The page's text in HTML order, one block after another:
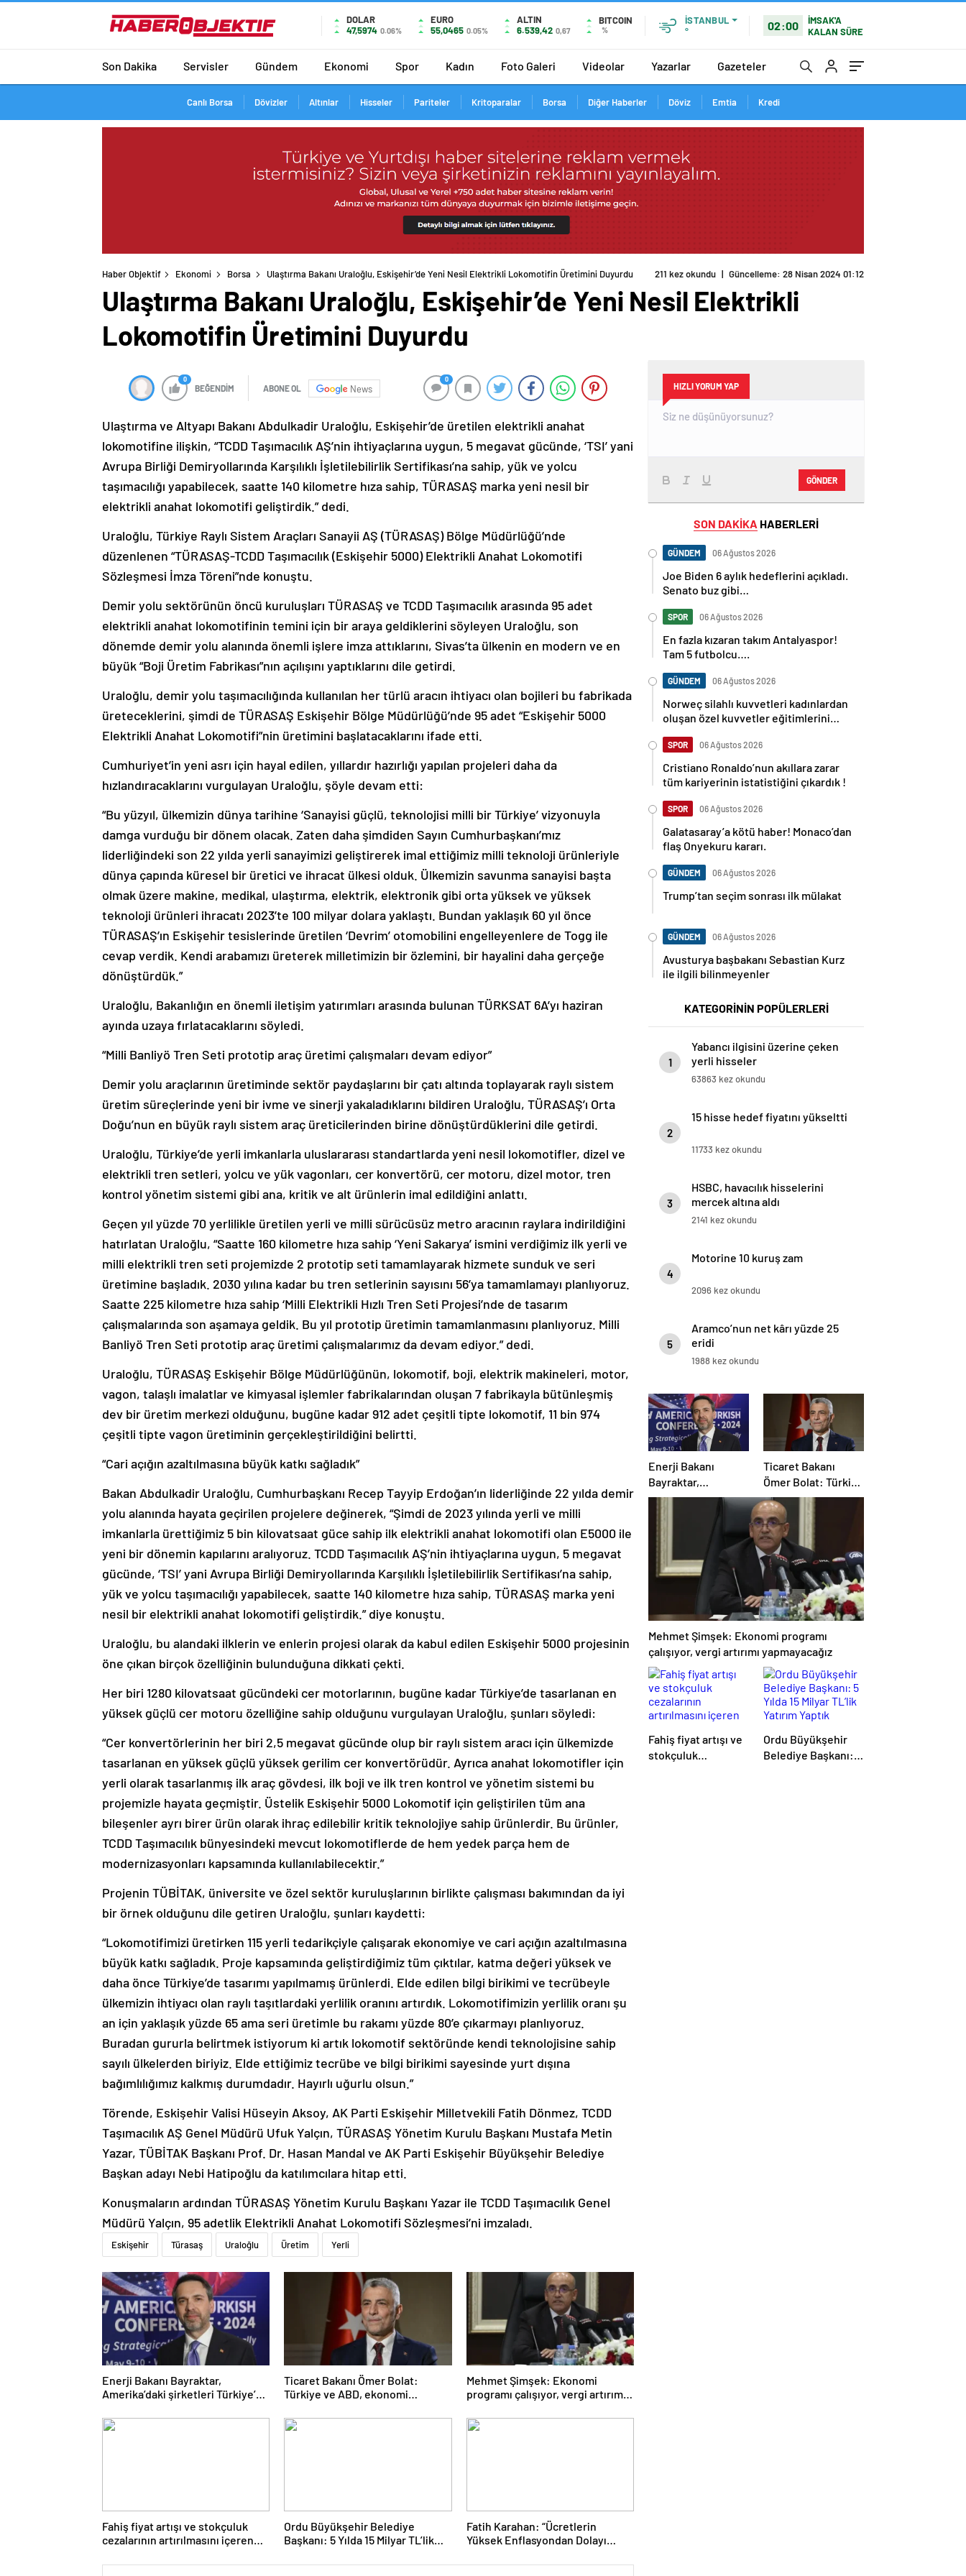
DOLAR
47,5974 0.06%
EURO
55,0465 0.05%
ALTIN
6.539,42 0,67
BITCOIN
%
İSTANBUL
°
02:00
İMSAK'A
KALAN SÜRE
Son Dakika Servisler Gündem Ekonomi Spor Kadın Foto Galeri Videolar Yazarlar Gazeteler
Canlı Borsa Dövizler Altınlar Hisseler Pariteler Kritoparalar Borsa Diğer Haberler Döviz Emtia Kredi
Haber Objektif Ekonomi Borsa Ulaştırma Bakanı Uraloğlu, Eskişehir’de Yeni Nesil Elektrikli Lokomotifin Üretimini Duyurdu
Ulaştırma Bakanı Uraloğlu, Eskişehir’de Yeni Nesil Elektrikli
Lokomotifin Üretimini Duyurdu
0
BEĞENDİM ABONE OL News
0
Ulaştırma ve Altyapı Bakanı Abdulkadir Uraloğlu, Eskişehir’de üretilen elektrikli anahat
lokomotifine ilişkin, “TCDD Taşımacılık AŞ’nin ihtiyaçlarına uygun, 5 megavat gücünde, ‘TSI’ yani
Avrupa Birliği Demiryollarında Karşılıklı İşletilebilirlik Sertifikası’na sahip, yük ve yolcu
taşımacılığı yapabilecek, saatte 140 kilometre hıza sahip, TÜRASAŞ marka yeni nesil bir
elektrikli anahat lokomotifi geliştirdik.” dedi.
Uraloğlu, Türkiye Raylı Sistem Araçları Sanayii AŞ (TÜRASAŞ) Bölge Müdürlüğü’nde
düzenlenen “TÜRASAŞ-TCDD Taşımacılık (Eskişehir 5000) Elektrikli Anahat Lokomotifi
Sözleşmesi İmza Töreni”nde konuştu.
Demir yolu sektörünün öncü kuruluşları TÜRASAŞ ve TCDD Taşımacılık arasında 95 adet
elektrikli anahat lokomotifinin temini için bir araya geldiklerini söyleyen Uraloğlu, son
dönemde demir yolu alanında önemli işlere imza attıklarını, Sivas’ta ülkenin en modern ve en
büyük “Boji Üretim Fabrikası”nın açılışını yaptıklarını dile getirdi.
Uraloğlu, demir yolu taşımacılığında kullanılan her türlü aracın ihtiyacı olan bojileri bu fabrikada
üreteceklerini, şimdi de TÜRASAŞ Eskişehir Bölge Müdürlüğü’nde 95 adet “Eskişehir 5000
Elektrikli Anahat Lokomotifi”nin üretimini başlatacaklarını ifade etti.
Cumhuriyet’in yeni asrı için hayal edilen, yıllardır hazırlığı yapılan projeleri daha da
hızlandıracaklarını vurgulayan Uraloğlu, şöyle devam etti:
“Bu yüzyıl, ülkemizin dünya tarihine ‘Sanayisi güçlü, teknolojisi milli bir Türkiye’ vizyonuyla
damga vurduğu bir dönem olacak. Zaten daha şimdiden Sayın Cumhurbaşkanı’mız
liderliğindeki son 22 yılda yerli sanayimizi geliştirerek imal ettiğimiz milli teknoloji ürünleriyle
dünya çapında küresel bir üretici ve ihracat ülkesi olduk. Ülkemizin savunma sanayisi başta
olmak üzere makine, medikal, ulaştırma, elektrik, elektronik gibi orta yüksek ve yüksek
teknoloji ürünleri ihracatı 2023’te 100 milyar dolara yaklaştı. Bundan yaklaşık 60 yıl önce
TÜRASAŞ’ın Eskişehir tesislerinde üretilen ‘Devrim’ otomobilini engelleyenlere de Togg ile
cevap verdik. Kendi arabamızı üreterek milletimizin bir özlemini, bir hayalini daha gerçeğe
dönüştürdük.”
Uraloğlu, Bakanlığın en önemli iletişim yatırımları arasında bulunan TÜRKSAT 6A’yı haziran
ayında uzaya fırlatacaklarını söyledi.
“Milli Banliyö Tren Seti prototip araç üretimi çalışmaları devam ediyor”
Demir yolu araçlarının üretiminde sektör paydaşlarını bir çatı altında toplayarak raylı sistem
üretim süreçlerinde yeni bir ivme ve sinerji yakaladıklarını bildiren Uraloğlu, TÜRASAŞ’ı Orta
Doğu’nun en büyük raylı sistem araç üreticilerinden birine dönüştürdüklerini dile getirdi.
Uraloğlu, Türkiye’de yerli imkanlarla uluslararası standartlarda yeni nesil lokomotifler, dizel ve
elektrikli tren setleri, yolcu ve yük vagonları, cer konvertörü, cer motoru, dizel motor, tren
kontrol yönetim sistemi gibi ana, kritik ve alt ürünlerin imal edildiğini anlattı.
Geçen yıl yüzde 70 yerlilikle üretilen yerli ve milli sürücüsüz metro aracının raylara indirildiğini
hatırlatan Uraloğlu, “Saatte 160 kilometre hıza sahip ‘Yeni Sakarya’ ismini verdiğimiz ilk yerli ve
milli elektrikli tren seti projemizde 2 prototip seti tamamlayarak hizmete sunduk ve seri
üretimine başladık. 2030 yılına kadar bu tren setlerinin sayısını 56’ya tamamlamayı planlıyoruz.
Saatte 225 kilometre hıza sahip ‘Milli Elektrikli Hızlı Tren Seti Projesi’nde de tasarım
çalışmalarında son aşamaya geldik. Bu yıl prototip üretimin tamamlanmasını planlıyoruz. Milli
Banliyö Tren Seti prototip araç üretimi çalışmalarımız da devam ediyor.” dedi.
Uraloğlu, TÜRASAŞ Eskişehir Bölge Müdürlüğünün, lokomotif, boji, elektrik makineleri, motor,
vagon, talaşlı imalatlar ve kimyasal işlemler fabrikalarından oluşan 7 fabrikayla bütünleşmiş
dev bir üretim merkezi olduğunu, bugüne kadar 912 adet çeşitli tipte lokomotif, 11 bin 974
çeşitli tipte vagon üretiminin gerçekleştirildiğini belirtti.
“Cari açığın azaltılmasına büyük katkı sağladık”
Bakan Abdulkadir Uraloğlu, Cumhurbaşkanı Recep Tayyip Erdoğan’ın liderliğinde 22 yılda demir
yolu alanında hayata geçirilen projelere değinerek, “Şimdi de 2023 yılında yerli ve milli
imkanlarla ürettiğimiz 5 bin kilovatsaat güce sahip ilk elektrikli anahat lokomotifi olan E5000 ile
yeni bir dönemin kapılarını aralıyoruz. TCDD Taşımacılık AŞ’nin ihtiyaçlarına uygun, 5 megavat
gücünde, ‘TSI’ yani Avrupa Birliği Demiryollarında Karşılıklı İşletilebilirlik Sertifikası’na sahip,
yük ve yolcu taşımacılığı yapabilecek, saatte 140 kilometre hıza sahip, TÜRASAŞ marka yeni
nesil bir elektrikli anahat lokomotifi geliştirdik.” diye konuştu.
Uraloğlu, bu alandaki ilklerin ve enlerin projesi olarak da kabul edilen Eskişehir 5000 projesinin
öne çıkan birçok özelliğinin bulunduğuna dikkati çekti.
Her biri 1280 kilovatsaat gücündeki cer motorlarının, bugüne kadar Türkiye’de tasarlanan en
yüksek güçlü cer motoru özelliğine sahip olduğunu vurgulayan Uraloğlu, şunları söyledi:
“Cer konvertörlerinin her biri 2,5 megavat gücünde olup bir raylı sistem aracı için ülkemizde
tasarlanan en yüksek güçlü yüksek gerilim cer konvertörüdür. Ayrıca anahat lokomotifler için
yerli olarak tasarlanmış ilk araç gövdesi, ilk boji ve ilk tren kontrol ve yönetim sistemi bu
projemizle hayata geçmiştir. Üstelik Eskişehir 5000 Lokomotif için geliştirilen tüm ana
bileşenler ayrı birer ürün olarak ihraç edilebilir kritik teknolojiye sahip ürünlerdir. Bu ürünler,
TCDD Taşımacılık bünyesindeki mevcut lokomotiflerde de hem yedek parça hem de
modernizasyonları kapsamında kullanılabilecektir.”
Projenin TÜBİTAK, üniversite ve özel sektör kuruluşlarının birlikte çalışması bakımından da iyi
bir örnek olduğunu dile getiren Uraloğlu, şunları kaydetti:
“Lokomotifimizi üretirken 115 yerli tedarikçiyle çalışarak ekonomiye ve cari açığın azaltılmasına
büyük katkı sağladık. Proje kapsamında geliştirdiğimiz tüm çıktılar, katma değeri yüksek ve
daha önce Türkiye’de tasarımı yapılmamış ürünlerdi. Elde edilen bilgi birikimi ve tecrübeyle
ülkemizin ihtiyacı olan raylı taşıtlardaki yerlilik oranını artırdık. Lokomotifimizin yerlilik oranı şu
an için yaklaşık yüzde 65 ama seri üretimle bu rakamı yüzde 80’e çıkarmayı planlıyoruz.
Buradan gururla belirtmek istiyorum ki artık lokomotif sektöründe kendi teknolojisine sahip
sayılı ülkelerden biriyiz. Elde ettiğimiz tecrübe ve bilgi birikimi sayesinde yurt dışına
bağımlılığımız kalkmış durumdadır. Hayırlı uğurlu olsun.”
Törende, Eskişehir Valisi Hüseyin Aksoy, AK Parti Eskişehir Milletvekili Fatih Dönmez, TCDD
Taşımacılık AŞ Genel Müdürü Ufuk Yalçın, TÜRASAŞ Yönetim Kurulu Başkanı Mustafa Metin
Yazar, TÜBİTAK Başkanı Prof. Dr. Hasan Mandal ve AK Parti Eskişehir Büyükşehir Belediye
Başkan adayı Nebi Hatipoğlu da katılımcılara hitap etti.
Konuşmaların ardından TÜRASAŞ Yönetim Kurulu Başkanı Yazar ile TCDD Taşımacılık Genel
Müdürü Yalçın, 95 adetlik Elektrikli Anahat Lokomotifi Sözleşmesi’ni imzaladı.
Eskişehir Türasaş Uraloğlu Üretim Yerli
Enerji Bakanı Bayraktar,
Amerika’daki şirketleri Türkiye’de
Ticaret Bakanı Ömer Bolat:
Türkiye ve ABD, ekonomi
konusunda kararlı
Mehmet Şimşek: Ekonomi
programı çalışıyor, vergi artırımı
Fahiş fiyat artışı ve stokçuluk
cezalarının artırılmasını içeren
Ordu Büyükşehir Belediye
Başkanı: 5 Yılda 15 Milyar TL’lik
Fatih Karahan: “Ücretlerin
Yüksek Enflasyondan Dolayı
Düşürürsek Kalıcı Refah Artışı
HIZLI YORUM YAP
GÖNDER
SON DAKİKA HABERLERİ
GÜNDEM 06 Ağustos 2026
Joe Biden 6 aylık hedeflerini açıkladı.
Senato buz gibi…
SPOR 06 Ağustos 2026
En fazla kızaran takım Antalyaspor!
Tam 5 futbolcu….
GÜNDEM 06 Ağustos 2026
Norweç silahlı kuvvetleri kadınlardan
oluşan özel kuvvetler eğitimlerini
SPOR 06 Ağustos 2026
Cristiano Ronaldo’nun akıllara zarar
tüm kariyerinin istatistiğini çıkardık !
SPOR 06 Ağustos 2026
Galatasaray’a kötü haber! Monaco’dan
flaş Onyekuru kararı.
GÜNDEM 06 Ağustos 2026
Trump’tan seçim sonrası ilk mülakat
GÜNDEM 06 Ağustos 2026
Avusturya başbakanı Sebastian Kurz
ile ilgili bilinmeyenler
KATEGORİNİN POPÜLERLERİ
1
Yabancı ilgisini üzerine çeken
yerli hisseler
63863 kez okundu
2
15 hisse hedef fiyatını yükseltti
11733 kez okundu
3
HSBC, havacılık hisselerini
mercek altına aldı
2141 kez okundu
4
Motorine 10 kuruş zam
2096 kez okundu
5
Aramco’nun net kârı yüzde 25
eridi
1988 kez okundu
Enerji Bakanı
Bayraktar,
Amerika’daki
şirketleri Türkiye’de
yatırım yapmaya
çağırdı
Ticaret Bakanı
Ömer Bolat: Türkiye
ve ABD, ekonomi
alanında ilişkileri
canlandırma
konusunda kararlı
Mehmet Şimşek: Ekonomi programı
çalışıyor, vergi artırımı yapmayacağız
Fahiş fiyat artışı ve
stokçuluk
Ordu Büyükşehir
Belediye Başkanı: 5